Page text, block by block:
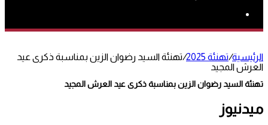
الرئيسية/تهنئة 2025 /تهنئة السيد رضوان الزين بمناسبة ذكرى عيد
العرش المجيد
تهنئة السيد رضوان الزين بمناسبة ذكرى عيد العرش المجيد
ميدنيوز